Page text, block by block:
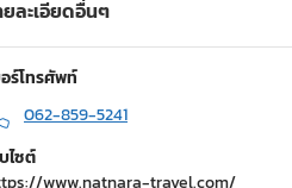
ยละเอียดอื่นๆ
ร์โทรศัพท์
062-859-5241
ไซต์
www.natnara-travel.com/